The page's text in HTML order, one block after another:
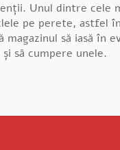
Unul dintre cele
pe perete, astfel
să iasă în
să cumpere unele.